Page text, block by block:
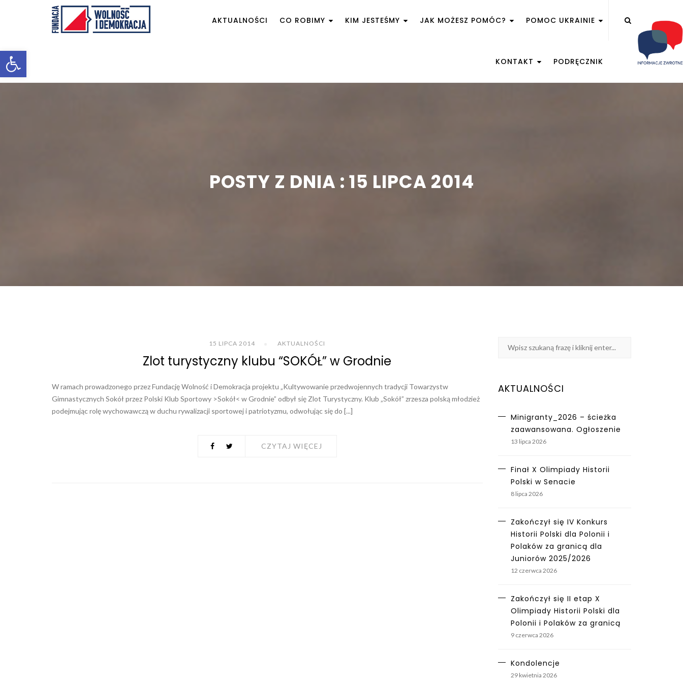
Otwórz pasek narzędzi
AKTUALNOŚCI CO ROBIMY KIM JESTEŚMY JAK MOŻESZ POMÓC? POMOC UKRAINIE
KONTAKT PODRĘCZNIK
POSTY Z DNIA : 15 LIPCA 2014
15 LIPCA 2014 AKTUALNOŚCI
Zlot turystyczny klubu “SOKÓŁ” w Grodnie
W ramach prowadzonego przez Fundację Wolność i Demokracja projektu „Kultywowanie przedwojennych tradycji Towarzystw
Gimnastycznych Sokół przez Polski Klub Sportowy >Sokół< w Grodnie” odbył się Zlot Turystyczny. Klub „Sokół” zrzesza polską młodzież
podejmując rolę wychowawczą w duchu rywalizacji sportowej i patriotyzmu, odwołując się do [...]
CZYTAJ WIĘCEJ
AKTUALNOŚCI
Minigranty_2026 – ścieżka
zaawansowana. Ogłoszenie
13 lipca 2026
Finał X Olimpiady Historii
Polski w Senacie
8 lipca 2026
Zakończył się IV Konkurs
Historii Polski dla Polonii i
Polaków za granicą dla
Juniorów 2025/2026
12 czerwca 2026
Zakończył się II etap X
Olimpiady Historii Polski dla
Polonii i Polaków za granicą
9 czerwca 2026
Kondolencje
29 kwietnia 2026